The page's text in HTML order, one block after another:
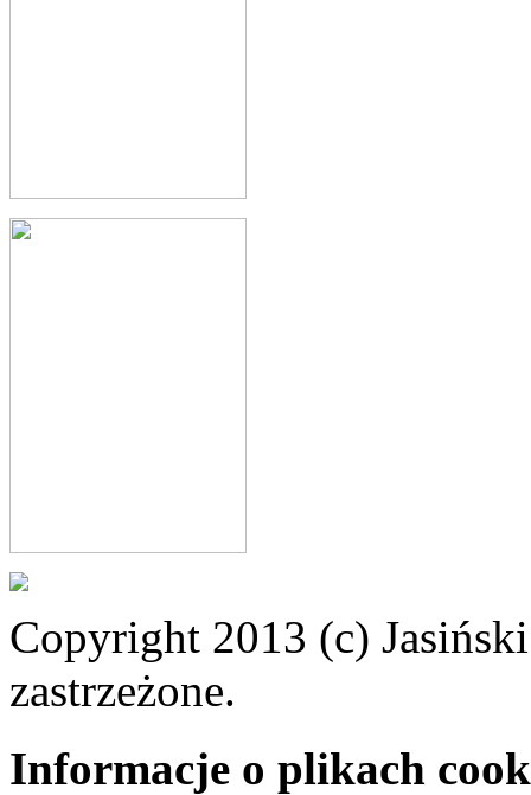
Copyright 2013 (c)
zastrzeżone.
Informacje o plikach